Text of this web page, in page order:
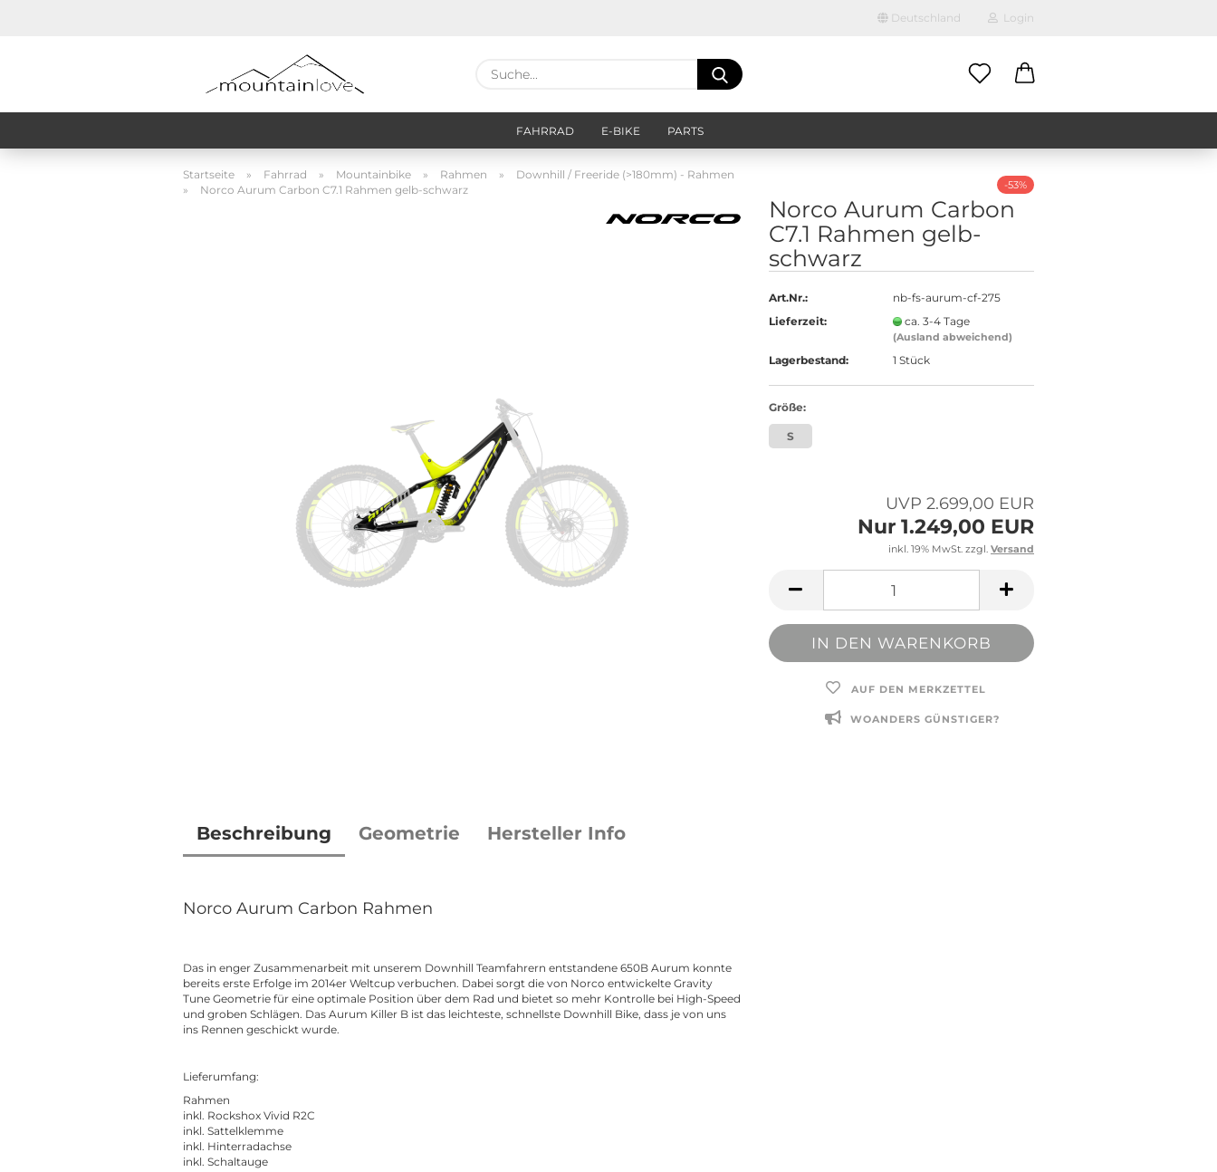
Deutschland
Lieferland
Login
Konto erstellen
Passwort vergessen?
Suche...
FAHRRAD E-BIKE PARTS
Startseite » Fahrrad » Mountainbike » Rahmen »
Downhill / Freeride (>180mm) - Rahmen
»
Norco Aurum Carbon C7.1 Rahmen gelb-schwarz -53%
Norco Aurum Carbon
C7.1 Rahmen gelb-
schwarz
Art.Nr.:
nb-fs-aurum-cf-275
Lieferzeit:
ca. 3-4 Tage
(Ausland abweichend)
Lagerbestand: 1 Stück
Größe:
S
UVP 2.699,00 EUR
Nur 1.249,00 EUR
inkl. 19% MwSt. zzgl. Versand
AUF DEN MERKZETTEL
WOANDERS GÜNSTIGER?
Beschreibung Geometrie Hersteller Info
Norco Aurum Carbon Rahmen
Das in enger Zusammenarbeit mit unserem Downhill Teamfahrern entstandene 650B Aurum konnte
bereits erste Erfolge im 2014er Weltcup verbuchen. Dabei sorgt die von Norco entwickelte Gravity
Tune Geometrie für eine optimale Position über dem Rad und bietet so mehr Kontrolle bei High-Speed
und groben Schlägen. Das Aurum Killer B ist das leichteste, schnellste Downhill Bike, dass je von uns
ins Rennen geschickt wurde.
Lieferumfang:
Rahmen
inkl. Rockshox Vivid R2C
inkl. Sattelklemme
inkl. Hinterradachse
inkl. Schaltauge